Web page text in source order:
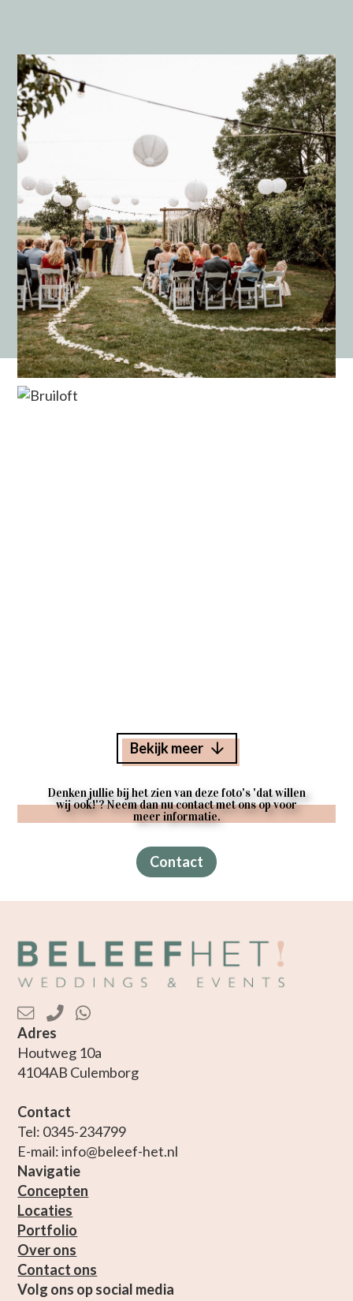
Bekijk meer
Denken jullie bij het zien van deze foto's 'dat willen
wij ook!'? Neem dan nu contact met ons op voor
meer informatie.
Contact
Adres
Houtweg 10a
4104AB Culemborg
Contact
Tel: 0345-234799
E-mail: info@beleef-het.nl
Navigatie
Concepten
Locaties
Portfolio
Over ons
Contact ons
Volg ons op social media